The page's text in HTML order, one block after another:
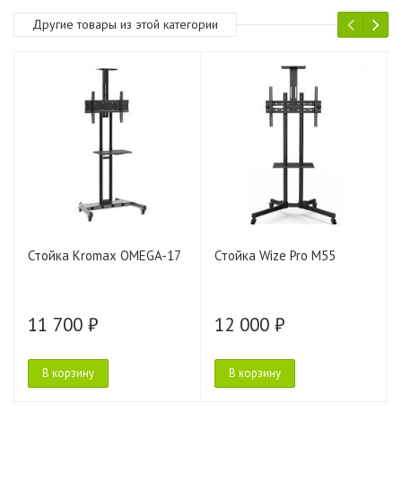
Другие товары из этой категории
Стойка Kromax OMEGA-17
11 700 ₽
В корзину
Стойка Wize Pro M55
12 000 ₽
В корзину